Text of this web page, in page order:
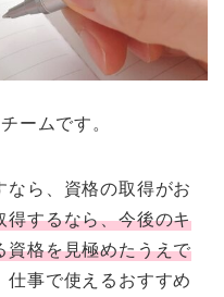
ームです。
ら、資格の取得がお
得するなら、今後のキ
資格を見極めたうえで
事で使えるおすすめ